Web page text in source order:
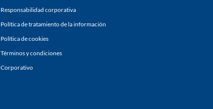
Responsabilidad corporativa
Política de tratamiento de la información
Política de cookies
Términos y condiciones
Corporativo